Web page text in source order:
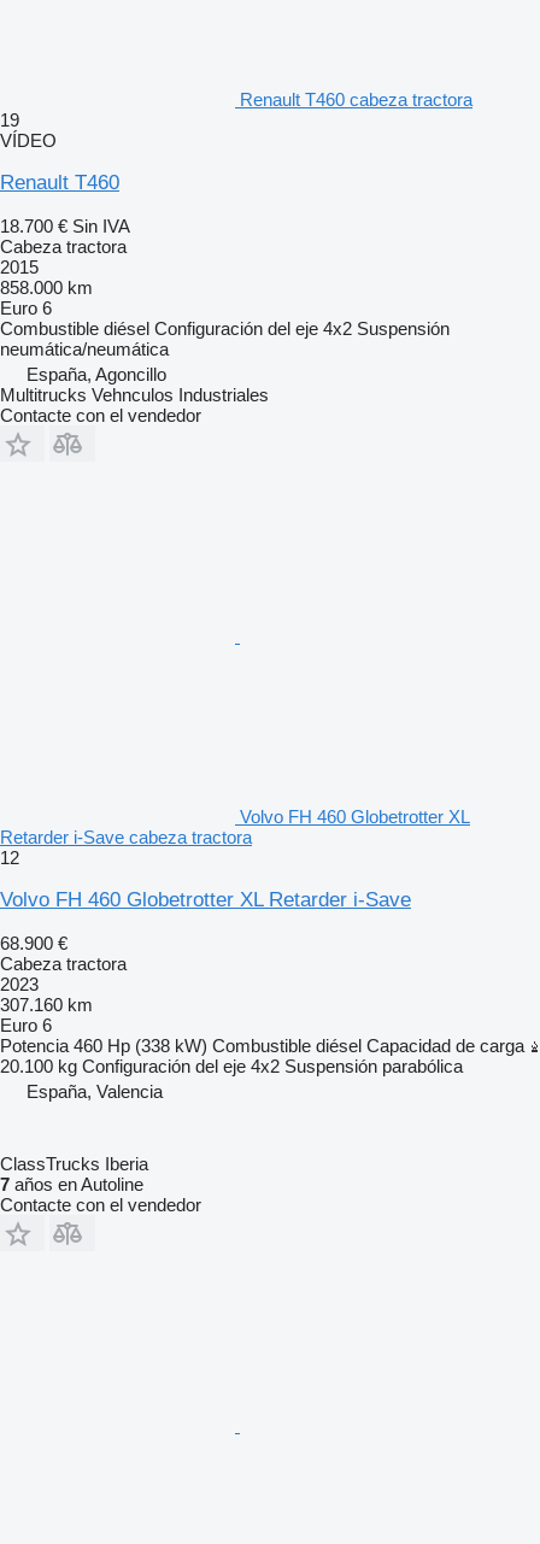
Renault T460 cabeza tractora
19
VÍDEO
Renault T460
18.700 € Sin IVA
Cabeza tractora
2015
858.000 km
Euro 6
Combustible diésel Configuración del eje 4x2 Suspensión
neumática/neumática
España, Agoncillo
Multitrucks Vehnculos Industriales
Contacte con el vendedor
Volvo FH 460 Globetrotter XL
Retarder i-Save cabeza tractora
12
Volvo FH 460 Globetrotter XL Retarder i-Save
68.900 €
Cabeza tractora
2023
307.160 km
Euro 6
Potencia 460 Hp (338 kW) Combustible diésel Capacidad de carga
20.100 kg Configuración del eje 4x2 Suspensión parabólica
España, Valencia
ClassTrucks Iberia
7 años en Autoline
Contacte con el vendedor